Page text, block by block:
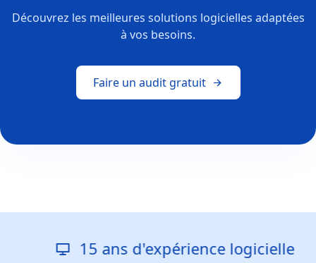
Découvrez les meilleures solutions logicielles adaptées
à vos besoins.
Faire un audit gratuit
15 ans d'expérience logicielle